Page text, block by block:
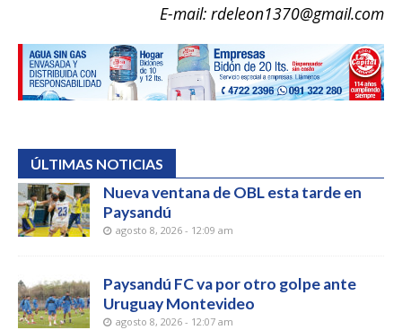
E-mail: rdeleon1370@gmail.com
ÚLTIMAS NOTICIAS
Nueva ventana de OBL esta tarde en
Paysandú
agosto 8, 2026 - 12:09 am
Paysandú FC va por otro golpe ante
Uruguay Montevideo
agosto 8, 2026 - 12:07 am